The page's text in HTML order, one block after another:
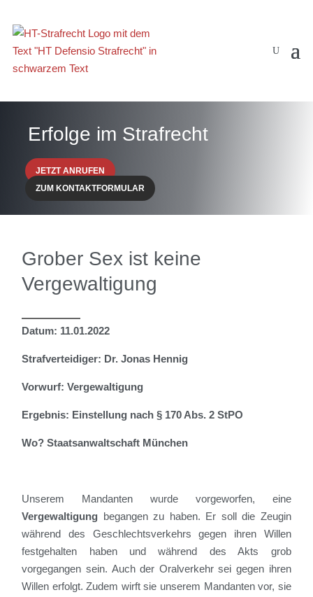
Erfolge im Strafrecht
JETZT ANRUFEN
ZUM KONTAKTFORMULAR
Grober Sex ist keine
Vergewaltigung
Datum: 11.01.2022
Strafverteidiger: Dr. Jonas Hennig
Vorwurf: Vergewaltigung
Ergebnis: Einstellung nach § 170 Abs. 2 StPO
Wo? Staatsanwaltschaft München
Unserem Mandanten wurde vorgeworfen, eine
Vergewaltigung begangen zu haben. Er soll die Zeugin
während des Geschlechtsverkehrs gegen ihren Willen
festgehalten haben und während des Akts grob
vorgegangen sein. Auch der Oralverkehr sei gegen ihren
Willen erfolgt. Zudem wirft sie unserem Mandanten vor, sie